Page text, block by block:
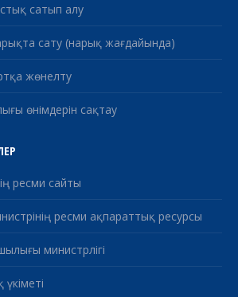
сатып алу
сату (нарық жағдайында)
жөнелту
өнімдерін сақтау
ресми сайты
ресми ақпараттық ресурсы
министрлігі